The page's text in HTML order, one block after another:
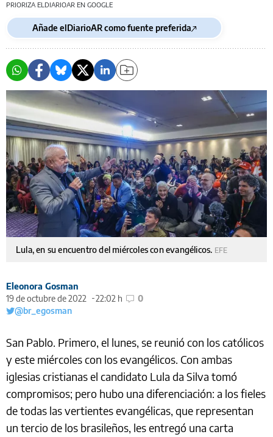
PRIORIZA ELDIARIOAR EN GOOGLE
Añade elDiarioAR como fuente preferida
Lula, en su encuentro del miércoles con evangélicos. EFE
Eleonora Gosman
19 de octubre de 2022
22:02 h
0
@br_egosman
San Pablo. Primero, el lunes, se reunió con los católicos
y este miércoles con los evangélicos. Con ambas
iglesias cristianas el candidato Lula da Silva tomó
compromisos; pero hubo una diferenciación: a los fieles
de todas las vertientes evangélicas, que representan
un tercio de los brasileños, les entregó una carta